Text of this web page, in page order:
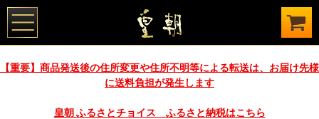
【重要】商品発送後の住所変更や住所不明等による転送は、お届け先様
に送料負担が発生します
皇朝 ふるさとチョイス ふるさと納税はこちら